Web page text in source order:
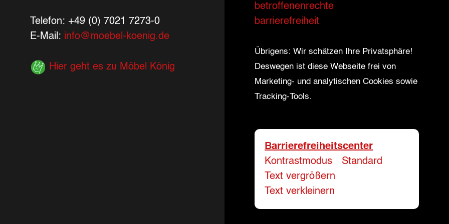
Telefon: +49 (0) 7021 7273-0
E-Mail: info@moebel-koenig.de
Hier geht es zu Möbel König
betroffenenrechte
barrierefreiheit
Übrigens: Wir schätzen Ihre Privatsphäre!
Deswegen ist diese Webseite frei von
Marketing- und analytischen Cookies sowie
Tracking-Tools.
Barrierefreiheitscenter
Kontrastmodus
Standard
Text vergrößern
Text verkleinern